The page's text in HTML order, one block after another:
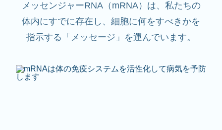
メッセンジャーRNA（mRNA）は、私たちの
体内にすでに存在し、細胞に何をすべきかを
指示する「メッセージ」を運んでいます。